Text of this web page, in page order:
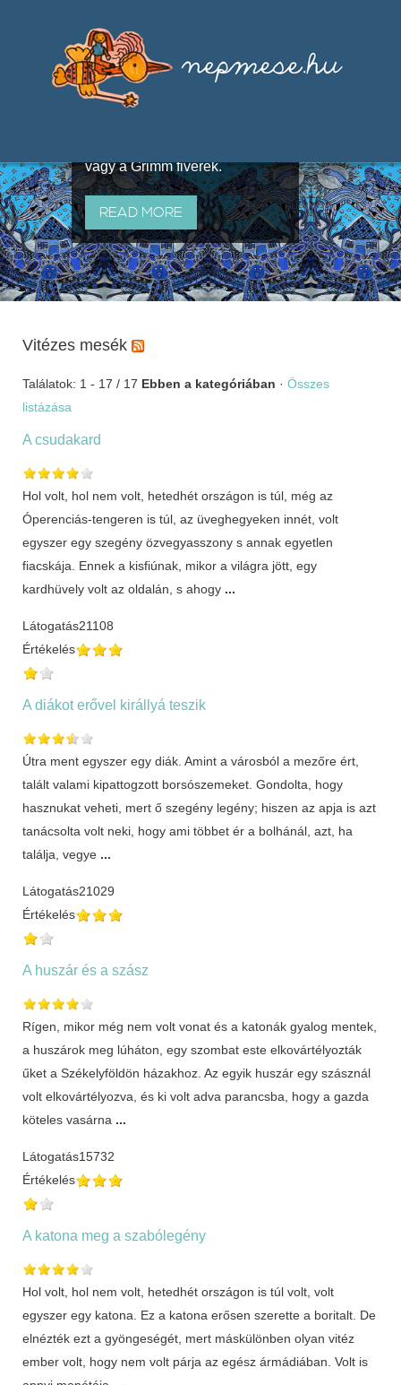
útján terjedő elbeszélésekből,
melyeket olyan ismert gyűjtők
állítottak össze, mint Benedek
vagy a Grimm fivérek.
READ MORE
Vitézes mesék
Találatok: 1 - 17 / 17 Ebben a kategóriában · Összes
listázása
A csudakard
Hol volt, hol nem volt, hetedhét országon is túl, még az
Óperenciás-tengeren is túl, az üveghegyeken innét, volt
egyszer egy szegény özvegyasszony s annak egyetlen
fiacskája. Ennek a kisfiúnak, mikor a világra jött, egy
kardhüvely volt az oldalán, s ahogy ...
Látogatás21108
Értékelés
A diákot erővel királlyá teszik
Útra ment egyszer egy diák. Amint a városból a mezőre ért,
talált valami kipattogzott borsószemeket. Gondolta, hogy
hasznukat veheti, mert ő szegény legény; hiszen az apja is azt
tanácsolta volt neki, hogy ami többet ér a bolhánál, azt, ha
találja, vegye ...
Látogatás21029
Értékelés
A huszár és a szász
Rígen, mikor még nem volt vonat és a katonák gyalog mentek,
a huszárok meg lúháton, egy szombat este elkovártélyozták
űket a Székelyföldön házakhoz. Az egyik huszár egy szásznál
volt elkovártélyozva, és ki volt adva parancsba, hogy a gazda
köteles vasárna ...
Látogatás15732
Értékelés
A katona meg a szabólegény
Hol volt, hol nem volt, hetedhét országon is túl volt, volt
egyszer egy katona. Ez a katona erősen szerette a boritalt. De
elnézték ezt a gyöngeségét, mert máskülönben olyan vitéz
ember volt, hogy nem volt párja az egész ármádiában. Volt is